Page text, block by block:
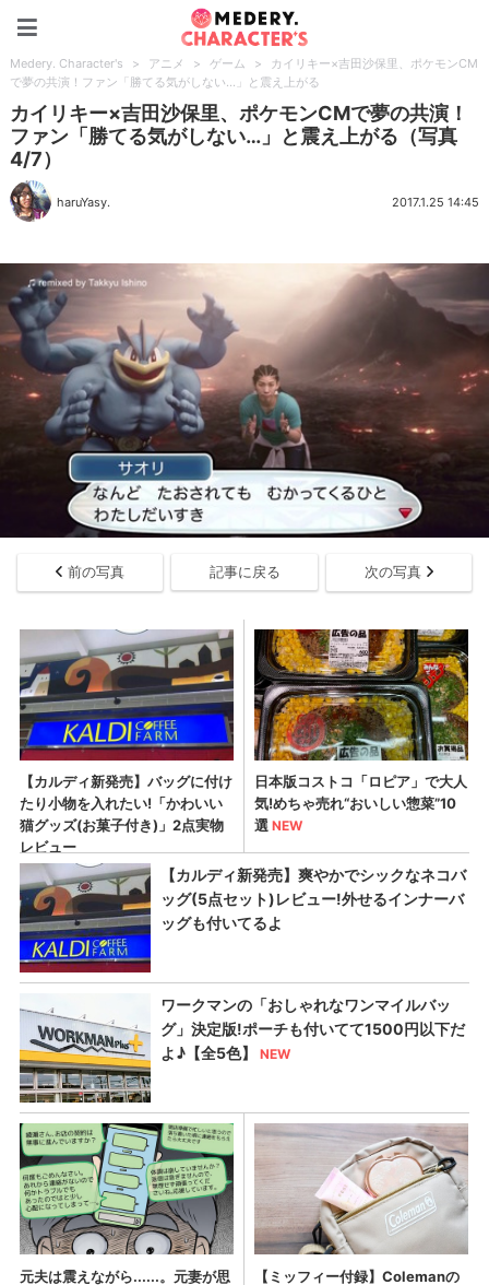
Medery. Character's > アニメ > ゲーム >
カイリキー×吉田沙保里、ポケモンCM
で夢の共演！ファン「勝てる気がしない…」と震え上がる
カイリキー×吉田沙保里、ポケモンCMで夢の共演！
ファン「勝てる気がしない…」と震え上がる（写真
4/7）
haruYasy. 2017.1.25 14:45
前の写真 記事に戻る 次の写真